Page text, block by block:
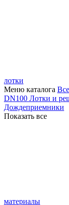
лотки
Меню каталога
DN100 Лотки и
Дождеприемники
Показать все
материалы